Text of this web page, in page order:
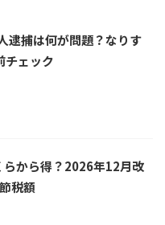
逮捕は何が問題？なりす
チェック
らから得？2026年12月改
税額